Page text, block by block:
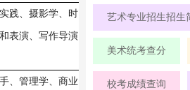
践、摄影学、时
表演、写作导演
、管理学、商业
艺术专业招生招生
美术统考查分
校考成绩查询